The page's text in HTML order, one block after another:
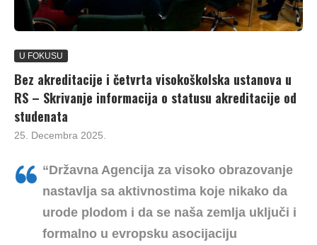
U FOKUSU
Bez akreditacije i četvrta visokoškolska ustanova u
RS – Skrivanje informacija o statusu akreditacije od
studenata
25. Decembra 2025.
“Državna Agencija za visoko obrazovanje
nastavlja sa aktivnostima koje nikako da
urode plodom i da se naša zemlja uključi i
formalno u evropsku asocijaciju